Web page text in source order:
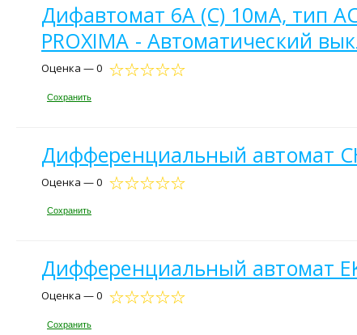
Дифавтомат 6А (C) 10мА, тип
PROXIMA - Автоматический
Оценка — 0
Сохранить
Дифференциальный автомат
Оценка — 0
Сохранить
Дифференциальный автомат
Оценка — 0
Сохранить